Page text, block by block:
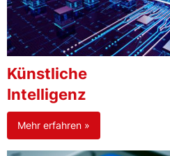
Künstliche
Intelligenz
Mehr erfahren »